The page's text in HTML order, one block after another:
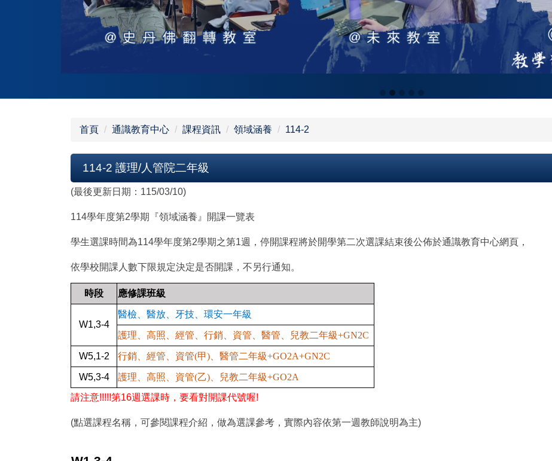
首頁 通識教育中心 課程資訊 領域涵養 114-2
114-2 護理/人管院二年級
(最後更新日期：115/03/10)
114學年度第2學期『領域涵養』開課一覽表
學生選課時間為114學年度第2學期之第1週，停開課程將於開學第二次選課結束後公佈於通識教育中心網頁，
依學校開課人數下限規定決定是否開課，不另行通知。
時段 應修課班級
W1,3-4
醫檢、醫放、牙技、環安一年級
護理、高照、經管、行銷、資管、醫管、兒教二年級+GN2C
W5,1-2 行銷、經管、資管(甲)、醫管二年級+GO2A+GN2C
W5,3-4
護理、高照、資管(乙)、兒教二年級+GO2A
請注意!!!!!第16週選課時，要看對開課代號喔!
(點選課程名稱，可參閱課程介紹，做為選課參考，實際內容依第一週教師說明為主)